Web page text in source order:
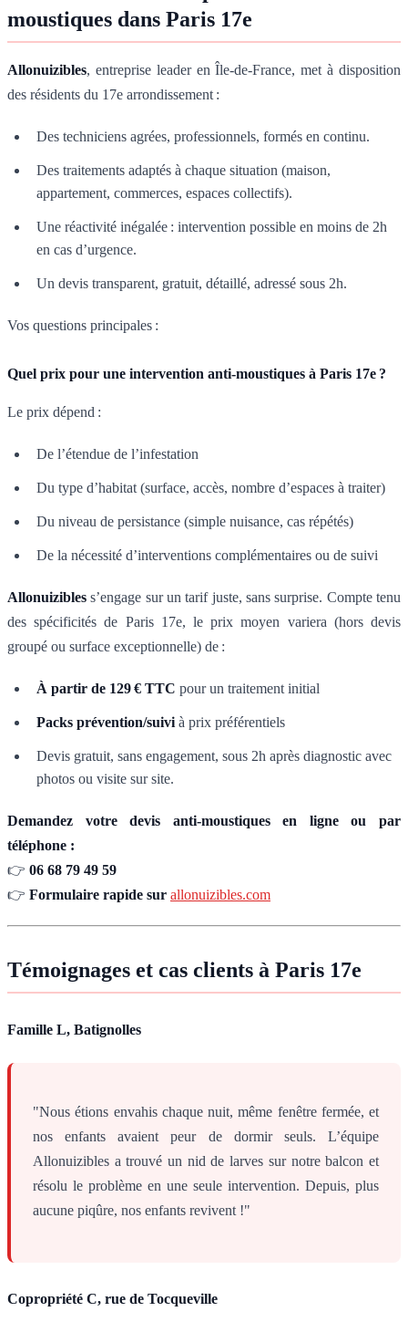
moustiques dans Paris 17e
Allonuizibles, entreprise leader en Île-de-France, met à disposition
des résidents du 17e arrondissement :
Des techniciens agrées, professionnels, formés en continu.
Des traitements adaptés à chaque situation (maison,
appartement, commerces, espaces collectifs).
Une réactivité inégalée : intervention possible en moins de 2h
en cas d’urgence.
Un devis transparent, gratuit, détaillé, adressé sous 2h.
Vos questions principales :
Quel prix pour une intervention anti-moustiques à Paris 17e ?
Le prix dépend :
De l’étendue de l’infestation
Du type d’habitat (surface, accès, nombre d’espaces à traiter)
Du niveau de persistance (simple nuisance, cas répétés)
De la nécessité d’interventions complémentaires ou de suivi
Allonuizibles s’engage sur un tarif juste, sans surprise. Compte tenu
des spécificités de Paris 17e, le prix moyen variera (hors devis
groupé ou surface exceptionnelle) de :
À partir de 129 € TTC pour un traitement initial
Packs prévention/suivi à prix préférentiels
Devis gratuit, sans engagement, sous 2h après diagnostic avec
photos ou visite sur site.
Demandez votre devis anti-moustiques en ligne ou par
téléphone :
👉 06 68 79 49 59
👉 Formulaire rapide sur allonuizibles.com
Témoignages et cas clients à Paris 17e
Famille L, Batignolles
"Nous étions envahis chaque nuit, même fenêtre fermée, et
nos enfants avaient peur de dormir seuls. L’équipe
Allonuizibles a trouvé un nid de larves sur notre balcon et
résolu le problème en une seule intervention. Depuis, plus
aucune piqûre, nos enfants revivent !"
Copropriété C, rue de Tocqueville